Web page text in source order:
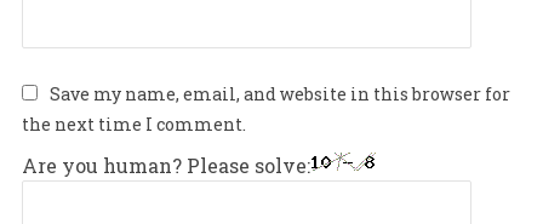
Save my name, email, and website in this browser for
the next time I comment.
Are you human? Please solve: